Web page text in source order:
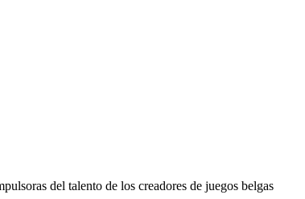
del talento de los creadores de juegos belgas